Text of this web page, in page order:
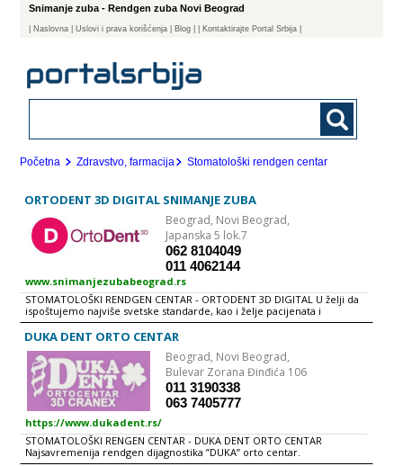
Snimanje zuba - Rendgen zuba Novi Beograd
Naslovna | Uslovi i prava korišćenja Blog | Kontaktirajte Portal Srbija |
Početna Zdravstvo, farmacija Stomatološki rendgen centar
ORTODENT 3D DIGITAL SNIMANJE ZUBA
Beograd, Novi Beograd,
Japanska 5 lok.7
062 8104049
011 4062144
www.snimanjezubabeograd.rs
STOMATOLOŠKI RENDGEN CENTAR - ORTODENT 3D DIGITAL U želji da
ispoštujemo najviše svetske standarde, kao i želje pacijenata i
stomatologa za kvalitetnom radiološkom dijagnostikom, OrtoDent 3D
Digital je postao vodeći radiološki dijagnostički centar koji Vam
maksilofacijalne regije. Dijagnostičke procedure snimanja zuba i vilica
u našem OrtoDent 3D Digital centru, sprovodi ljubazno, visokostručno
osoblje sa višegodišnjim iskustvom. U mogućnosti smo da ispoštujemo
najviše svetske standarde radiološke dijagnostike.
DUKA DENT ORTO CENTAR
Beograd, Novi Beograd,
Bulevar Zorana Đinđića 106
011 3190338
063 7405777
https://www.dukadent.rs/
STOMATOLOŠKI RENGEN CENTAR - DUKA DENT ORTO CENTAR
Najsavremenija rendgen dijagnostika ’’DUKA’’ orto centar.